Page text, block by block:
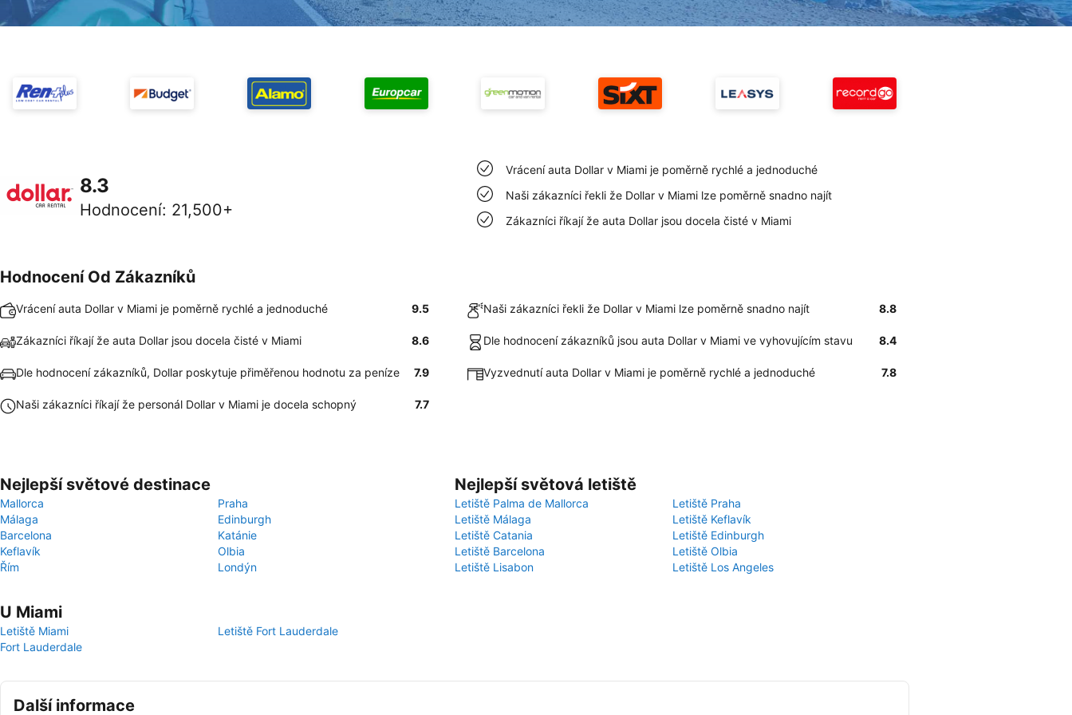
8.3
Hodnocení: 21,500+
Vrácení auta Dollar v Miami je poměrně rychlé a jednoduché
Naši zákazníci řekli že Dollar v Miami lze poměrně snadno najít
Zákazníci říkají že auta Dollar jsou docela čisté v Miami
Hodnocení Od Zákazníků
Vrácení auta Dollar v Miami je poměrně rychlé a jednoduché 9.5 Naši zákazníci řekli že Dollar v Miami lze poměrně snadno najít 8.8
Zákazníci říkají že auta Dollar jsou docela čisté v Miami 8.6 Dle hodnocení zákazníků jsou auta Dollar v Miami ve vyhovujícím stavu 8.4
Dle hodnocení zákazníků, Dollar poskytuje přiměřenou hodnotu za peníze 7.9 Vyzvednutí auta Dollar v Miami je poměrně rychlé a jednoduché 7.8
Naši zákazníci říkají že personál Dollar v Miami je docela schopný 7.7
Nejlepší světové destinace
Mallorca
Praha
Málaga
Edinburgh
Barcelona
Katánie
Keflavík
Olbia
Řím
Londýn
Nejlepší světová letiště
Letiště Palma de Mallorca
Letiště Praha
Letiště Málaga
Letiště Keflavík
Letiště Catania
Letiště Edinburgh
Letiště Barcelona
Letiště Olbia
Letiště Lisabon
Letiště Los Angeles
U Miami
Letiště Miami
Letiště Fort Lauderdale
Fort Lauderdale
Další informace